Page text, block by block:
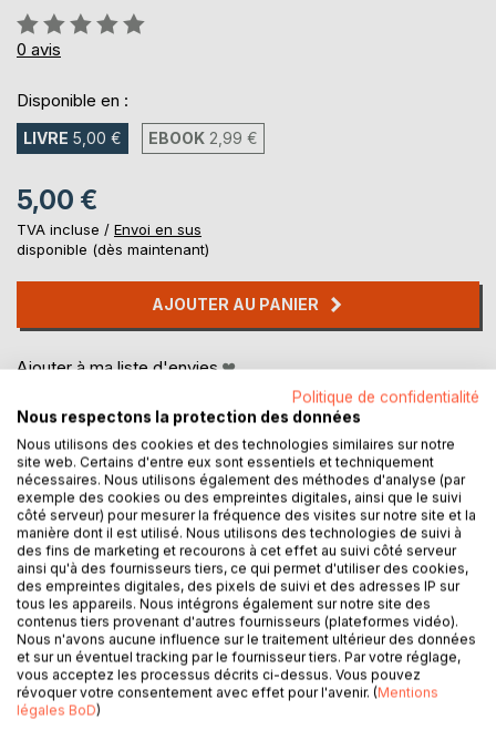
Évaluation:
0%
0 avis
Disponible en :
LIVRE 5,00 € EBOOK 2,99 €
5,00 €
TVA incluse / Envoi en sus
disponible (dès maintenant)
AJOUTER AU PANIER
Ajouter à ma liste d'envies
DESCRIPTION
There is a border between success and failure, a door to
cross, much closer than you might think, because the only
border between success and failure is YOU!
Will you be able to cross this last door which separates you
Politique de confidentialité
Nous respectons la protection des données
Nous utilisons des cookies et des technologies similaires sur notre
site web. Certains d'entre eux sont essentiels et techniquement
nécessaires. Nous utilisons également des méthodes d'analyse (par
exemple des cookies ou des empreintes digitales, ainsi que le suivi
côté serveur) pour mesurer la fréquence des visites sur notre site et la
manière dont il est utilisé. Nous utilisons des technologies de suivi à
des fins de marketing et recourons à cet effet au suivi côté serveur
ainsi qu'à des fournisseurs tiers, ce qui permet d'utiliser des cookies,
des empreintes digitales, des pixels de suivi et des adresses IP sur
tous les appareils. Nous intégrons également sur notre site des
contenus tiers provenant d'autres fournisseurs (plateformes vidéo).
Nous n'avons aucune influence sur le traitement ultérieur des données
et sur un éventuel tracking par le fournisseur tiers. Par votre réglage,
vous acceptez les processus décrits ci-dessus. Vous pouvez
révoquer votre consentement avec effet pour l'avenir. (Mentions
légales BoD)